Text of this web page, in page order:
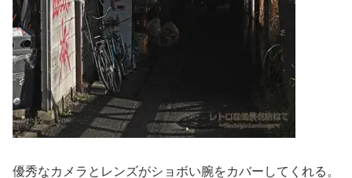
優秀なカメラとレンズがショボい腕をカバーしてくれる。